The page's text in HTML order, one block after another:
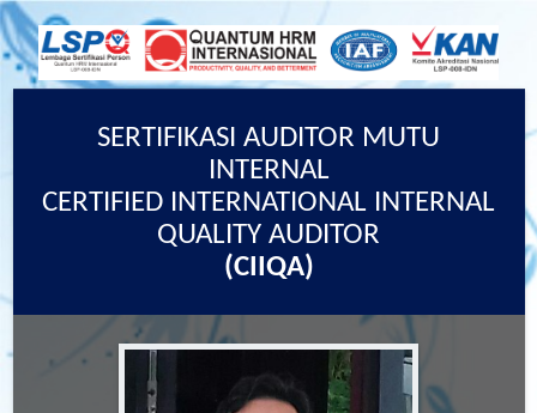
SERTIFIKASI AUDITOR MUTU
INTERNAL
CERTIFIED INTERNATIONAL INTERNAL
QUALITY AUDITOR
(CIIQA)